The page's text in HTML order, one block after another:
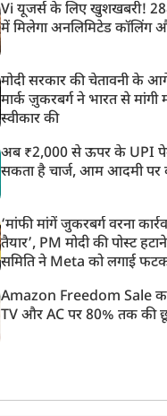
Vi यूजर्स के लिए खुशखबरी!
में मिलेगा अनलिमिटेड कॉलिंग
मोदी सरकार की चेतावनी के
मार्क ज़ुकरबर्ग ने भारत से मांगी
स्वीकार की
अब ₹2,000 से ऊपर के UPI
सकता है चार्ज, आम आदमी पर
‘मांफी मांगें जुकरबर्ग वरना
तैयार’, PM मोदी की पोस्ट
समिति ने Meta को लगाई
Amazon Freedom Sale
TV और AC पर 80% तक की